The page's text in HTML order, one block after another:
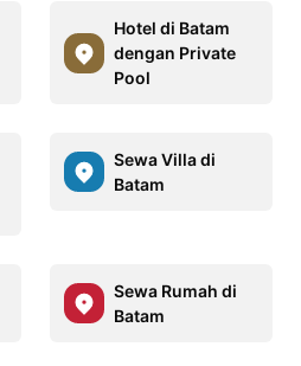
Hotel di Batam
dengan Private
Pool
Sewa Villa di
Batam
Sewa Rumah di
Batam